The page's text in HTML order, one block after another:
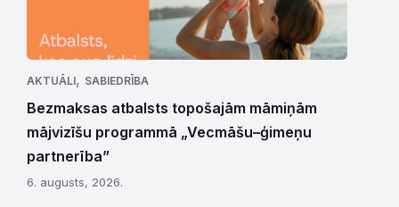
AKTUĀLI, SABIEDRĪBA
Bezmaksas atbalsts topošajām māmiņām
mājvizīšu programmā „Vecmāšu–ģimeņu
partnerība”
6. augusts, 2026.